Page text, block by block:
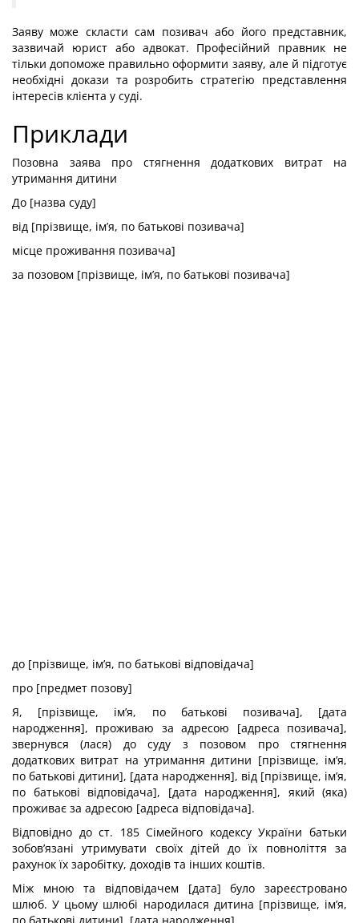
Заяву може скласти сам позивач або його представник,
зазвичай юрист або адвокат. Професійний правник не
тільки допоможе правильно оформити заяву, але й підготує
необхідні докази та розробить стратегію представлення
інтересів клієнта у суді.
Приклади
Позовна заява про стягнення додаткових витрат на
утримання дитини
До [назва суду]
від [прізвище, ім’я, по батькові позивача]
місце проживання позивача]
за позовом [прізвище, ім’я, по батькові позивача]
до [прізвище, ім’я, по батькові відповідача]
про [предмет позову]
Я, [прізвище, ім’я, по батькові позивача], [дата
народження], проживаю за адресою [адреса позивача],
звернувся (лася) до суду з позовом про стягнення
додаткових витрат на утримання дитини [прізвище, ім’я,
по батькові дитини], [дата народження], від [прізвище, ім’я,
по батькові відповідача], [дата народження], який (яка)
проживає за адресою [адреса відповідача].
Відповідно до ст. 185 Сімейного кодексу України батьки
зобов’язані утримувати своїх дітей до їх повноліття за
рахунок їх заробітку, доходів та інших коштів.
Між мною та відповідачем [дата] було зареєстровано
шлюб. У цьому шлюбі народилася дитина [прізвище, ім’я,